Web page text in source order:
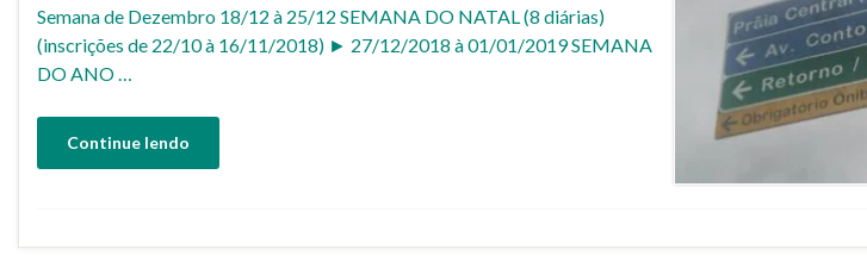
Semana de Dezembro 18/12 à 25/12 SEMANA DO NATAL (8 diárias)
(inscrições de 22/10 à 16/11/2018) ► 27/12/2018 à 01/01/2019 SEMANA
DO ANO …
Continue lendo